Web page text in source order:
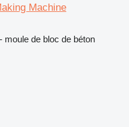
Machine
moule de bloc de béton